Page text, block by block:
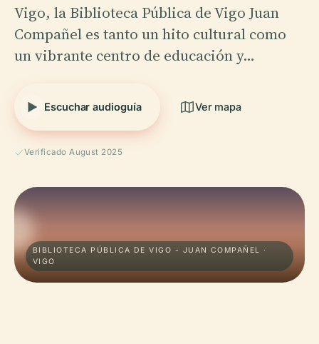
Vigo, la Biblioteca Pública de Vigo Juan
Compañel es tanto un hito cultural como
un vibrante centro de educación y…
Escuchar audioguía Ver mapa
Verificado August 2025
BIBLIOTECA PÚBLICA DE VIGO - JUAN COMPAÑEL ·
VIGO